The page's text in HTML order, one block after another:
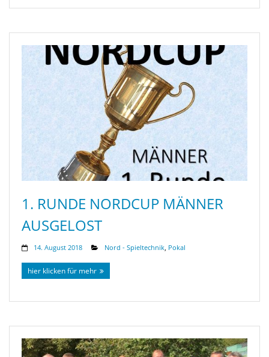
1. RUNDE NORDCUP MÄNNER
AUSGELOST
14. August 2018 Nord - Spieltechnik Pokal
hier klicken für mehr